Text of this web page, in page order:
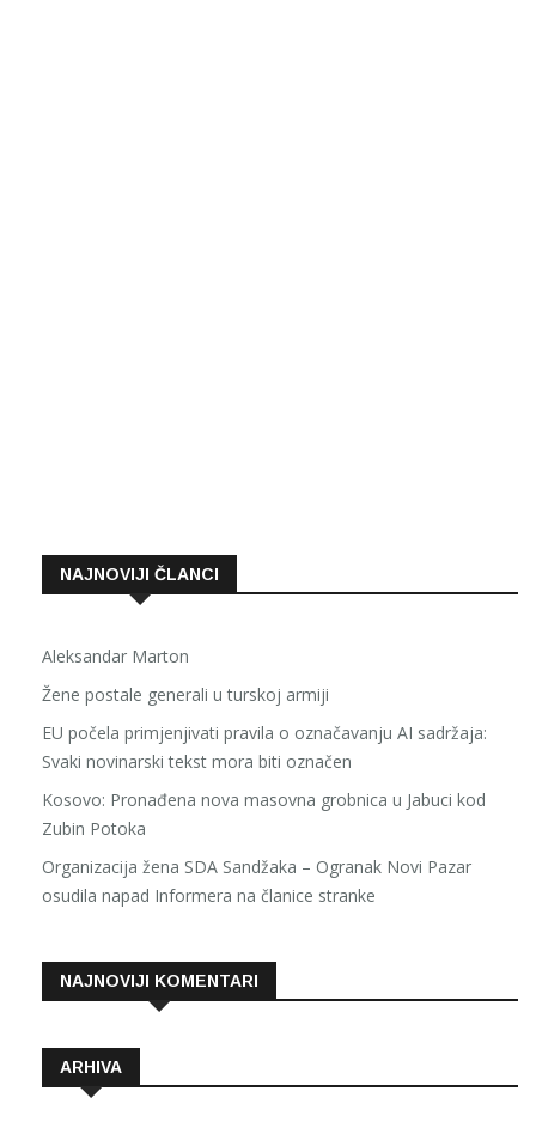
NAJNOVIJI ČLANCI
Aleksandar Marton
Žene postale generali u turskoj armiji
EU počela primjenjivati pravila o označavanju AI sadržaja:
Svaki novinarski tekst mora biti označen
Kosovo: Pronađena nova masovna grobnica u Jabuci kod
Zubin Potoka
Organizacija žena SDA Sandžaka – Ogranak Novi Pazar
osudila napad Informera na članice stranke
NAJNOVIJI KOMENTARI
ARHIVA